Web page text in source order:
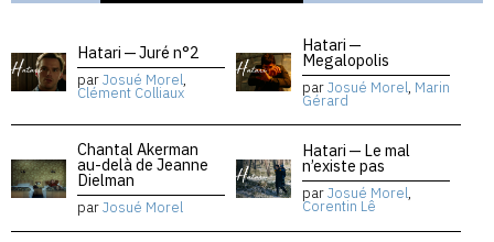
Hatari — Juré n°2
parJosué Morel,
Clément Colliaux
Hatari —
Megalopolis
parJosué Morel, Marin
Gérard
Chantal Akerman
au-delà de Jeanne
Dielman
parJosué Morel
Hatari — Le mal
n’existe pas
parJosué Morel,
Corentin Lê